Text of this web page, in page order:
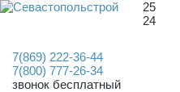
25
24
7(869) 222-36-44
7(800) 777-26-34
звонок бесплатный